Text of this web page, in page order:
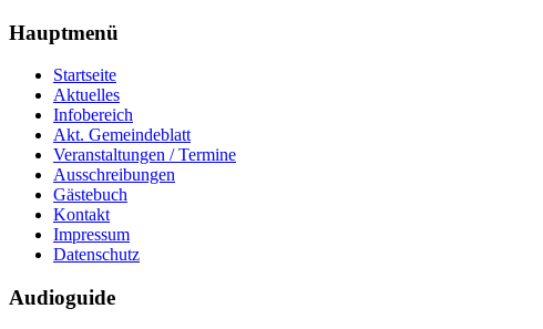
Hauptmenü
Startseite
Aktuelles
Infobereich
Akt. Gemeindeblatt
Veranstaltungen / Termine
Ausschreibungen
Gästebuch
Kontakt
Impressum
Datenschutz
Audioguide